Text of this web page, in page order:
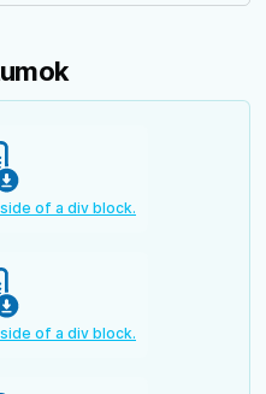
of a div block.
of a div block.